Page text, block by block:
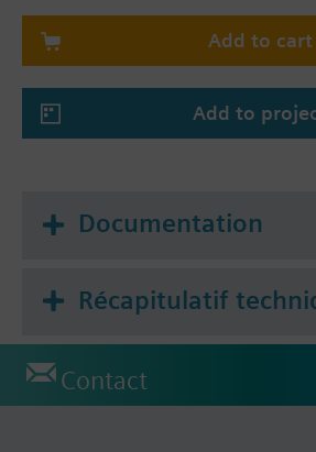
mm
Add to cart
Add to
Documentation
Récapitulatif
Contact